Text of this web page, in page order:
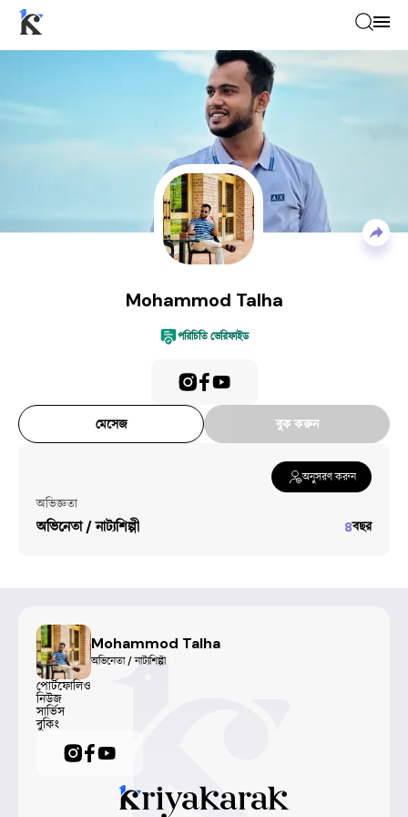
Mohammod Talha—Actors / Theatre
Mohammod Talha
পরিচিতি ভেরিফাইড
মেসেজ বুক করুন
অনুসরণ করুন
অভিজ্ঞতা
অভিনেতা / নাট্যশিল্পী ৪বছর
Mohammod Talha
অভিনেতা / নাট্যশিল্পী
পোর্টফোলিও
নিউজ
সার্ভিস
বুকিং